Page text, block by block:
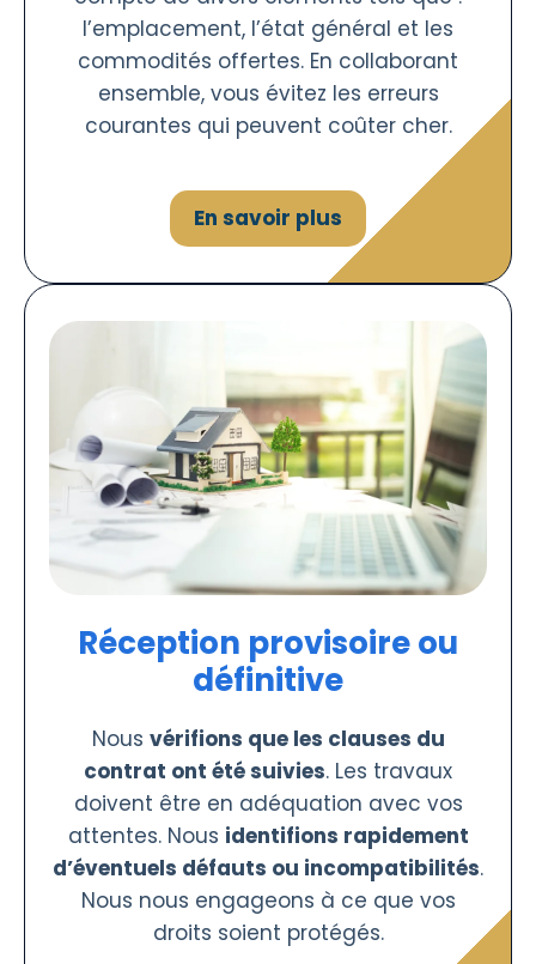
l’emplacement, l’état général et les
commodités offertes. En collaborant
ensemble, vous évitez les erreurs
courantes qui peuvent coûter cher.
En savoir plus
Réception provisoire ou
définitive
Nous vérifions que les clauses du
contrat ont été suivies. Les travaux
doivent être en adéquation avec vos
attentes. Nous identifions rapidement
d’éventuels défauts ou incompatibilités.
Nous nous engageons à ce que vos
droits soient protégés.